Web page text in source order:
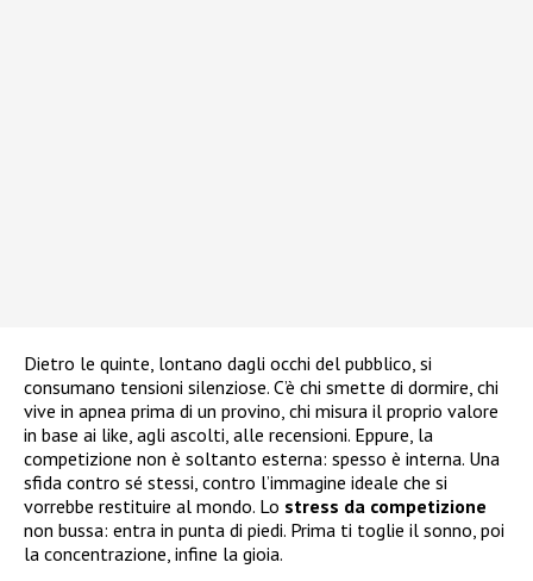
Dietro le quinte, lontano dagli occhi del pubblico, si
consumano tensioni silenziose. C’è chi smette di dormire, chi
vive in apnea prima di un provino, chi misura il proprio valore
in base ai like, agli ascolti, alle recensioni. Eppure, la
competizione non è soltanto esterna: spesso è interna. Una
sfida contro sé stessi, contro l’immagine ideale che si
vorrebbe restituire al mondo. Lo stress da competizione
non bussa: entra in punta di piedi. Prima ti toglie il sonno, poi
la concentrazione, infine la gioia.